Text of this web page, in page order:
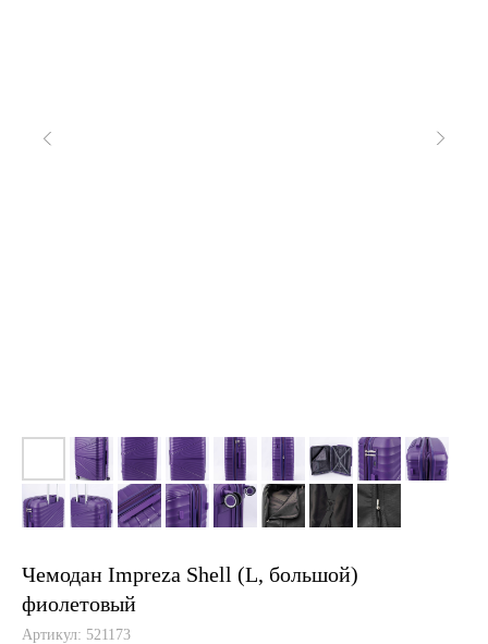
Чемодан Impreza Shell (L, большой)
фиолетовый
Артикул: 521173